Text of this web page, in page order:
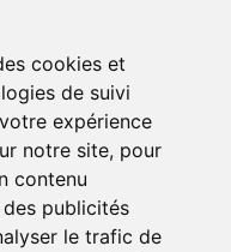
cookies et
de suivi
expérience
notre site, pour
contenu
publicités
le trafic de